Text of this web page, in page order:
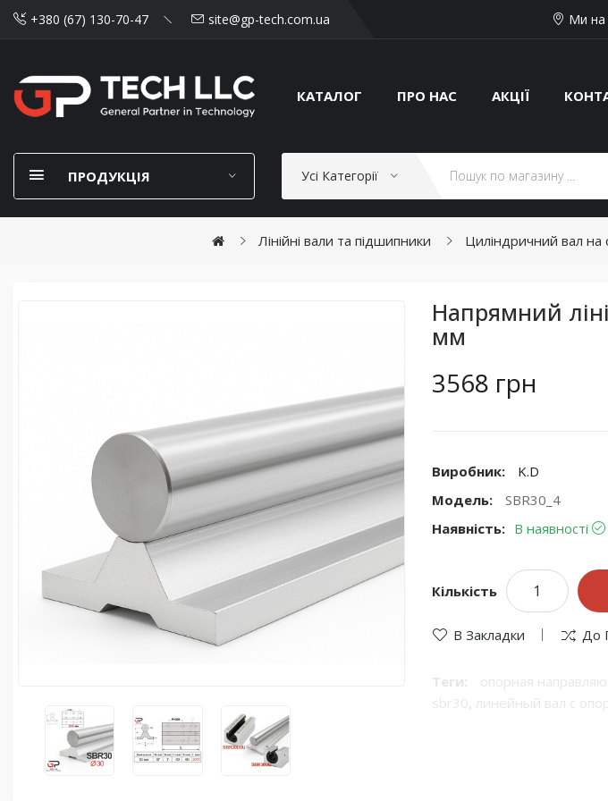
+380 (67) 130-70-47 site@gp-tech.com.ua Ми на
КАТАЛОГ ПРО НАС АКЦІЇ
ПРОДУКЦІЯ Усі Категорії
Лінійні вали та підшипники Циліндричний вал на
Напрямний
мм
3568 грн
Виробник:
K.D
Модель:
SBR30_4
Наявність: В наявності
Кількість
В Закладки До
Теги: опорная
sbr30, линейный вал с